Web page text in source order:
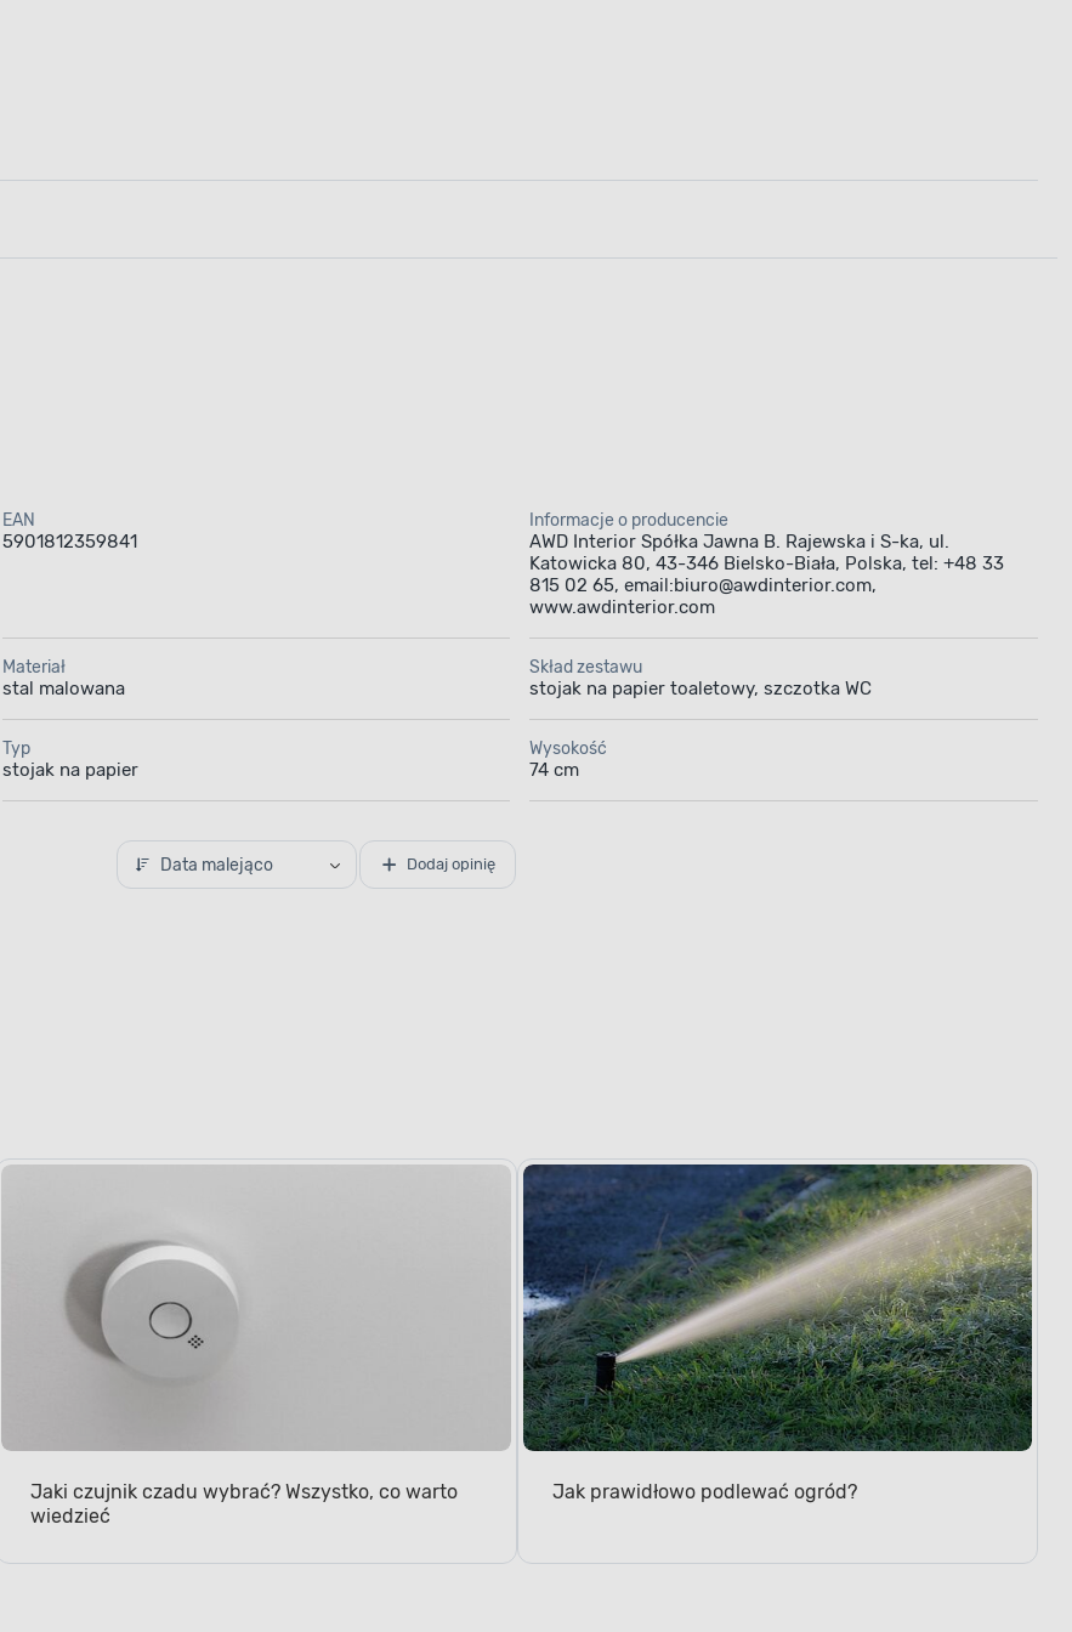
EAN
5901812359841
Informacje o producencie
AWD Interior Spółka Jawna B. Rajewska i S-ka, ul.
Katowicka 80, 43-346 Bielsko-Biała, Polska, tel: +48 33
815 02 65, email:biuro@awdinterior.com,
www.awdinterior.com
Materiał
stal malowana
Skład zestawu
stojak na papier toaletowy, szczotka WC
Typ
stojak na papier
Wysokość
74 cm
Data malejąco Dodaj opinię
Jaki czujnik czadu wybrać? Wszystko, co warto
wiedzieć
Jak prawidłowo podlewać ogród?